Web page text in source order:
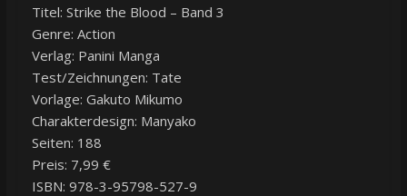
Titel: Strike the Blood – Band 3
Genre: Action
Verlag: Panini Manga
Test/Zeichnungen: Tate
Vorlage: Gakuto Mikumo
Charakterdesign: Manyako
Seiten: 188
Preis: 7,99 €
ISBN: 978-3-95798-527-9